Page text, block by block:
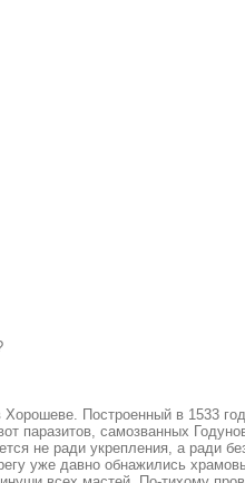
Хорошеве. Построенный в 1533
паразитов, самозванных
не ради укрепления, а ради
уже давно обнажились